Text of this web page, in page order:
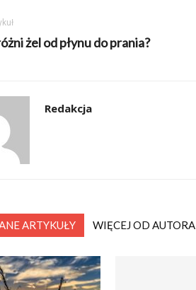
żel od płynu do prania?
Redakcja
ARTYKUŁY WIĘCEJ OD AUTORA